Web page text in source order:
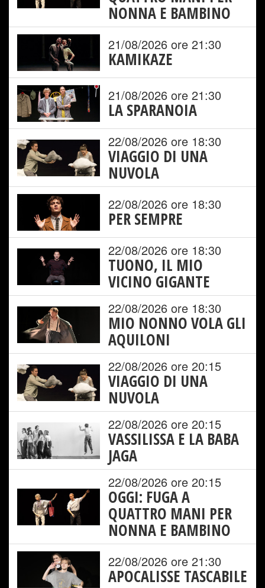
NONNA E BAMBINO
21/08/2026 ore 21:30
KAMIKAZE
21/08/2026 ore 21:30
LA SPARANOIA
22/08/2026 ore 18:30
VIAGGIO DI UNA
NUVOLA
22/08/2026 ore 18:30
PER SEMPRE
22/08/2026 ore 18:30
TUONO, IL MIO
VICINO GIGANTE
22/08/2026 ore 18:30
MIO NONNO VOLA GLI
AQUILONI
22/08/2026 ore 20:15
VIAGGIO DI UNA
NUVOLA
22/08/2026 ore 20:15
VASSILISSA E LA BABA
JAGA
22/08/2026 ore 20:15
OGGI: FUGA A
QUATTRO MANI PER
NONNA E BAMBINO
22/08/2026 ore 21:30
APOCALISSE TASCABILE